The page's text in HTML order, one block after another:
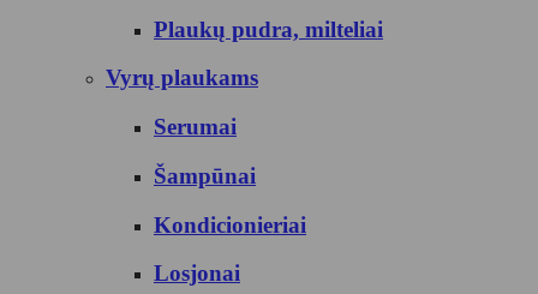
Plaukų pudra, milteliai
Vyrų plaukams
Serumai
Šampūnai
Kondicionieriai
Losjonai